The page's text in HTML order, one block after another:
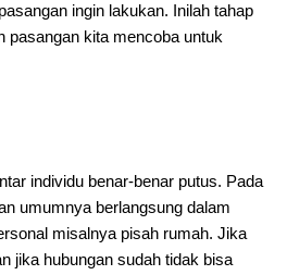
ingin lakukan. Inilah tahap
pasangan kita mencoba untuk
individu benar-benar putus. Pada
umumnya berlangsung dalam
misalnya pisah rumah. Jika
jika hubungan sudah tidak bisa